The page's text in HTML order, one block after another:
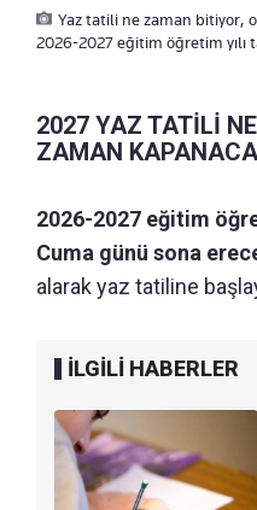
Yaz tatili ne zaman bitiyor,
2026-2027 eğitim öğretim yılı
2027 YAZ TATİLİ
ZAMAN
2026-2027 eğitim
Cuma günü sona
alarak yaz tatiline
İLGİLİ HABERLER